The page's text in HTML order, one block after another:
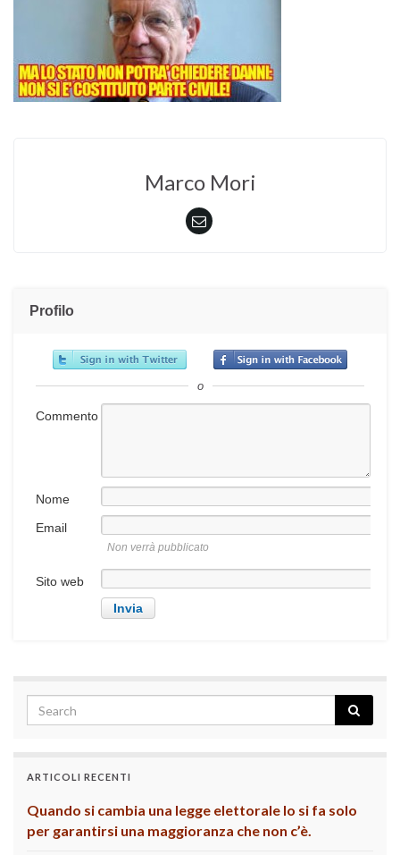
Marco Mori
Profilo
o
Commento
Nome
Email
Non verrà pubblicato
Sito web
ARTICOLI RECENTI
Quando si cambia una legge elettorale lo si fa solo
per garantirsi una maggioranza che non c’è.